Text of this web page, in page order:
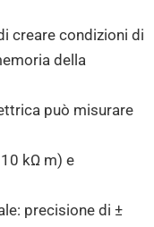
creare condizioni di
della
può misurare
kΩ m) e
precisione di ±